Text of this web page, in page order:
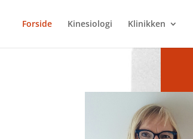
Forside Kinesiologi Klinikken